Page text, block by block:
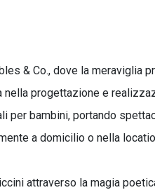
& Co., dove la meraviglia
nella progettazione e
per bambini, portando
a domicilio o nella
attraverso la magia